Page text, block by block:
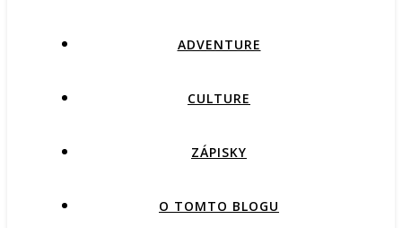
ADVENTURE
CULTURE
ZÁPISKY
O TOMTO BLOGU